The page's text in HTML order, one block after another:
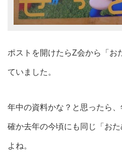
ポストを開けたらZ会から「お
ていました。
年中の資料かな？と思ったら、
確か去年の今頃にも同じ「お
よね。